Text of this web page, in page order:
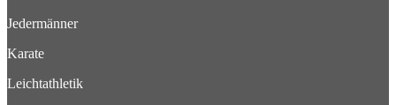
Jedermänner
Karate
Leichtathletik